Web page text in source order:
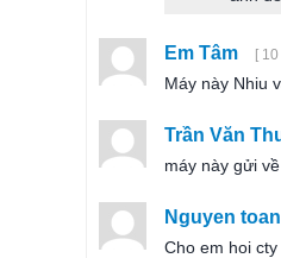
Em Tâm [
Máy này Nhiu
Trần Văn
máy này gửi
Nguyen toan
Cho em hoi